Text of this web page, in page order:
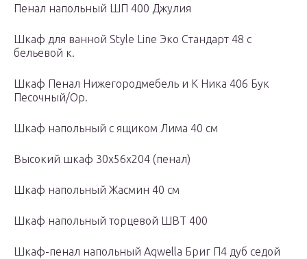
Пенал напольный ШП 400 Джулия
Шкаф для ванной Style Line Эко Стандарт 48 с
бельевой к.
Шкаф Пенал Нижегородмебель и К Ника 406 Бук
Песочный/Ор.
Шкаф напольный с ящиком Лима 40 см
Высокий шкаф 30x56x204 (пенал)
Шкаф напольный Жасмин 40 см
Шкаф напольный торцевой ШВТ 400
Шкаф-пенал напольный Aqwella Бриг П4 дуб седой